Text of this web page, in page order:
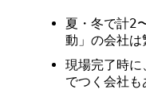
夏・冬で計2
動」の会社
現場完了時
でつく会社も